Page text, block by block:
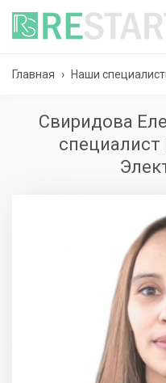
Главная › Наши
Анатолиевна
Свиридова
специалист